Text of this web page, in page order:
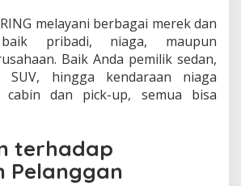
melayani berbagai merek dan
pribadi, niaga, maupun
Baik Anda pemilik sedan,
SUV, hingga kendaraan niaga
dan pick-up, semua bisa
terhadap
Pelanggan